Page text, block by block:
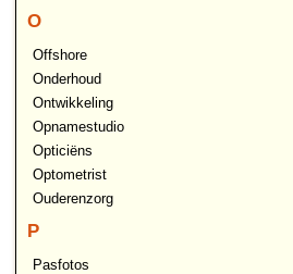
O
Offshore
Onderhoud
Ontwikkeling
Opnamestudio
Opticiëns
Optometrist
Ouderenzorg
P
Pasfotos